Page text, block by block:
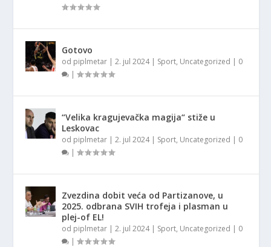
Gotovo
od piplmetar |2. jul 2024| Sport, Uncategorized | 0
|
“Velika kragujevačka magija“ stiže u
Leskovac
od piplmetar |2. jul 2024| Sport, Uncategorized | 0
|
Zvezdina dobit veća od Partizanove, u
2025. odbrana SVIH trofeja i plasman u
plej-of EL!
od piplmetar |2. jul 2024| Sport, Uncategorized | 0
|